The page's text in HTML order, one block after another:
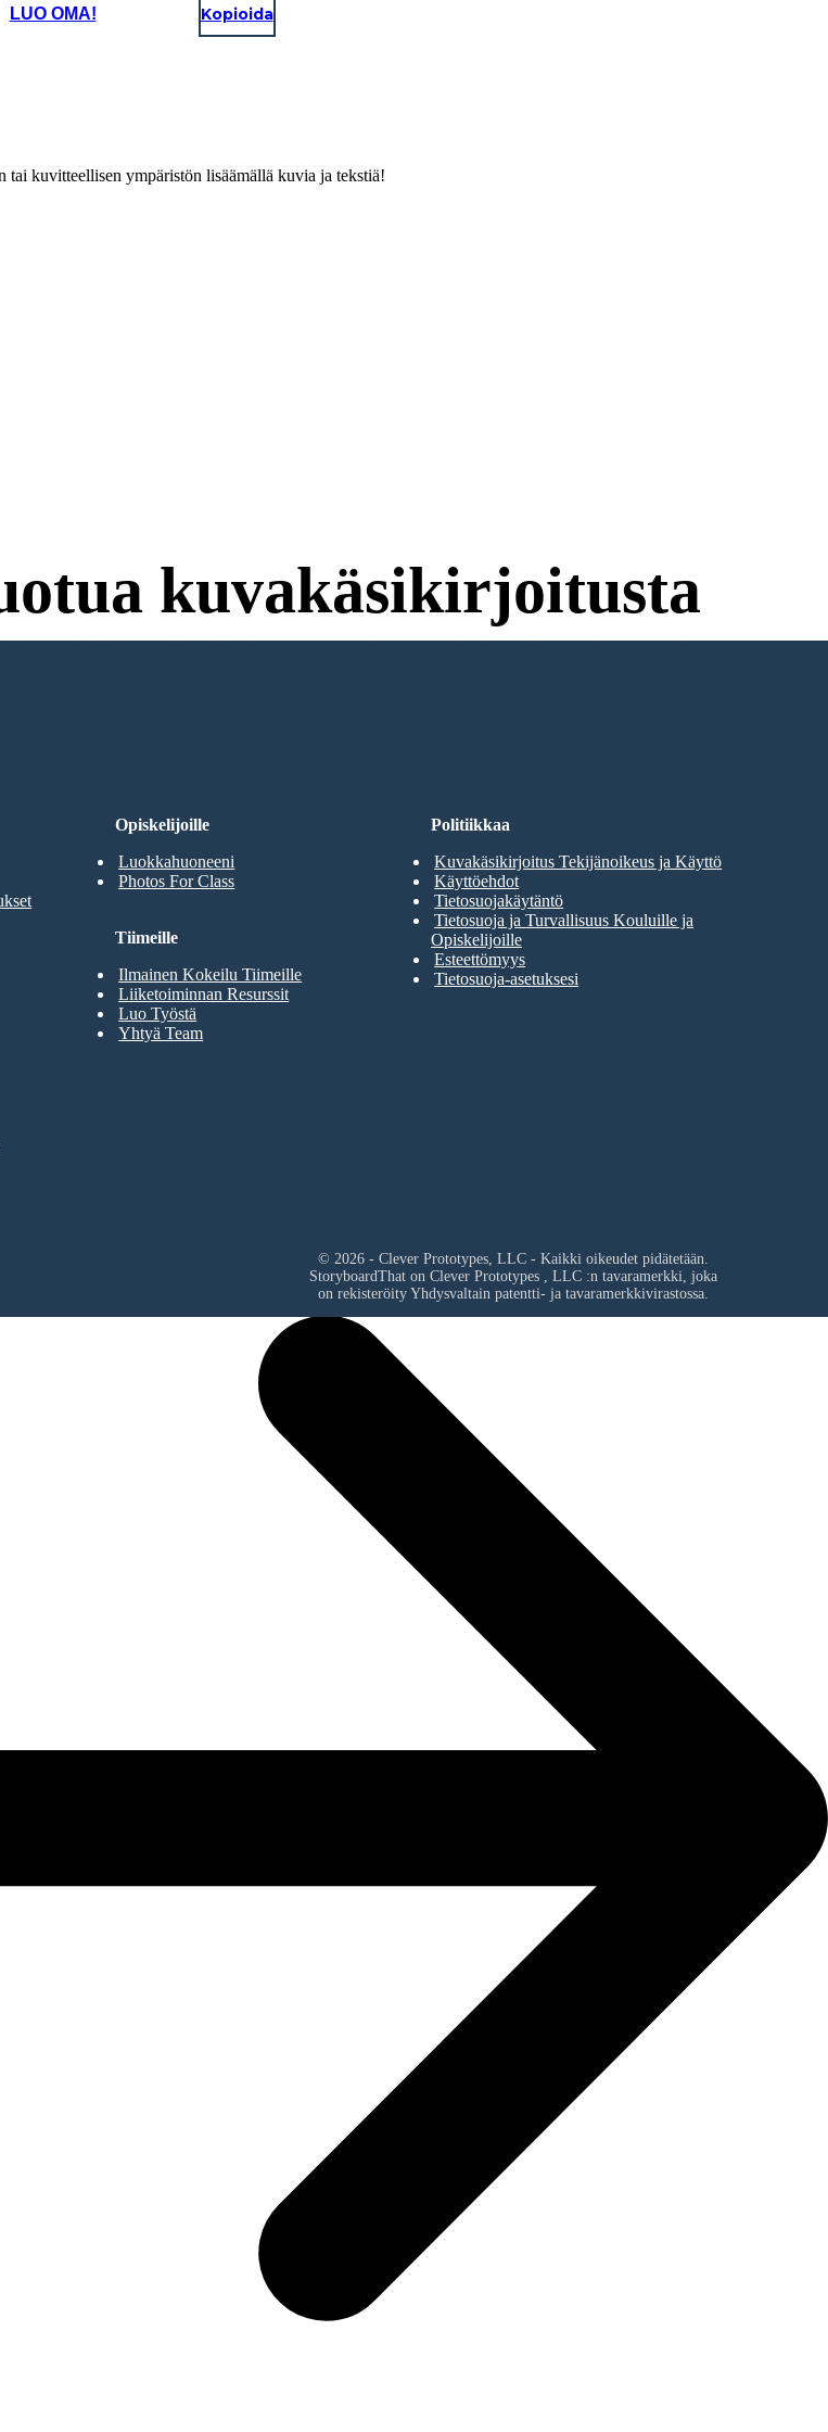
LUO OMA! Kopioida
kuvitteellisen ympäristön lisäämällä kuvia ja tekstiä!
kuvakäsikirjoitusta
ei Vaadi Kirjautumista Kokeilemiseen!
Opiskelijoille
Luokkahuoneeni
Photos For Class
Tiimeille
Ilmainen Kokeilu Tiimeille
Liiketoiminnan Resurssit
Luo Työstä
Yhtyä Team
Politiikkaa
Kuvakäsikirjoitus Tekijänoikeus ja Käyttö
Käyttöehdot
Tietosuojakäytäntö
Tietosuoja ja Turvallisuus Kouluille ja
Opiskelijoille
Esteettömyys
Tietosuoja-asetuksesi
© 2026 - Clever Prototypes, LLC - Kaikki oikeudet pidätetään.
StoryboardThat on Clever Prototypes , LLC:n tavaramerkki, joka
on rekisteröity Yhdysvaltain patentti- ja tavaramerkkivirastossa.